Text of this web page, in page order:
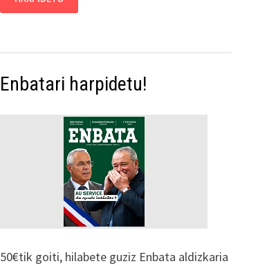
Enbatari harpidetu!
50€tik goiti, hilabete guziz Enbata aldizkaria